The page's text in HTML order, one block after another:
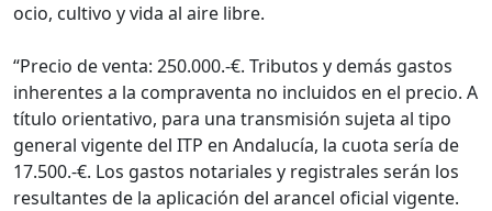
ocio, cultivo y vida al aire libre.
“Precio de venta: 250.000.-€. Tributos y demás gastos
inherentes a la compraventa no incluidos en el precio. A
título orientativo, para una transmisión sujeta al tipo
general vigente del ITP en Andalucía, la cuota sería de
17.500.-€. Los gastos notariales y registrales serán los
resultantes de la aplicación del arancel oficial vigente.